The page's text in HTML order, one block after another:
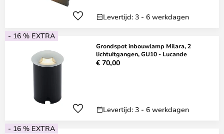
Levertijd: 3 - 6 werkdagen
- 16 % EXTRA
Grondspot inbouwlamp Milara, 2
lichtuitgangen, GU10 - Lucande
€ 70,00
Levertijd: 3 - 6 werkdagen
- 16 % EXTRA